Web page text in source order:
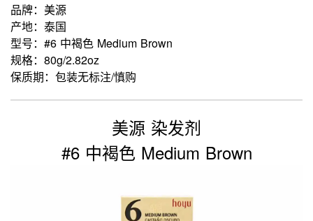
品牌：美源
产地：泰国
型号：#6 中褐色 Medium Brown
规格：80g/2.82oz
保质期：包装无标注/慎购
美源 染发剂
#6 中褐色 Medium Brown